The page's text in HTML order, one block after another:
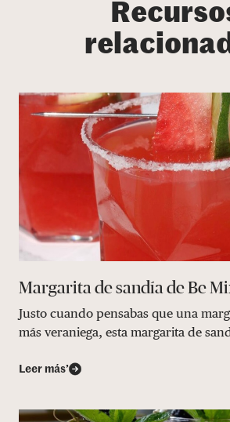
Margarita de sandía de Be
Justo cuando pensabas que una
más veraniega, esta margarita de
Leer más’